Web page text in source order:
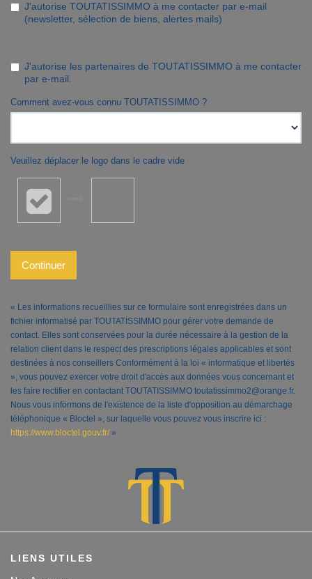
J'autorise TOUTATISSIMMO à me contacter par e-mail
(newsletter, sélection de biens, alertes mails)
J'autorise les partenaires de TOUTATISSIMMO à me contacter
par e-mail.
Comment avez-vous connu TOUTATISSIMMO ?
Veuillez déplacer le logo dans le cadre vide
Continuer
« Les informations recueillies sur ce formulaire sont enregistrées dans un
fichier informatisé par TOUTATISSIMMO pour gérer votre demande de
contact. Elles sont conservées pour la durée nécessaire à la gestion de la
relation client dans le respect des prescriptions légales applicables et sont
destinées à nos conseillers Conformément à la loi « informatique et libertés
», vous pouvez exercer votre droit d'accès aux données vous concernant et
les faire rectifier en contactant TOUTATISSIMMO toutatissimmo2@orange.fr.
Nous vous informons de l'existence de la liste d'opposition au démarchage
téléphonique « Bloctel », sur laquelle vous pouvez vous inscrire ici :
https://www.bloctel.gouv.fr/ »
LIENS UTILES